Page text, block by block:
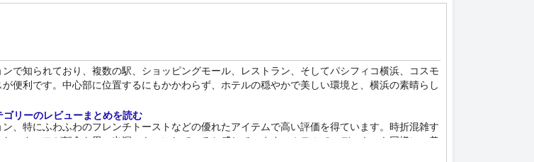
で知られており、複数の駅、ショッピングモール、レストラン、そしてパシフィコ横浜、コスモ
便利です。中心部に位置するにもかかわらず、ホテルの穏やかで美しい環境と、横浜の素晴らし
、特にふわふわのフレンチトーストなどの優れたアイテムで高い評価を得ています。時折混雑す
スタッフが朝食を思い出深いものにしていると感じています。ホテルでのディナーも同様に、美
良いバーが高く評価されています。いくつかの物流上の改善の余地はあるものの、全体的なダ
ゴリーのレビューまとめを読む